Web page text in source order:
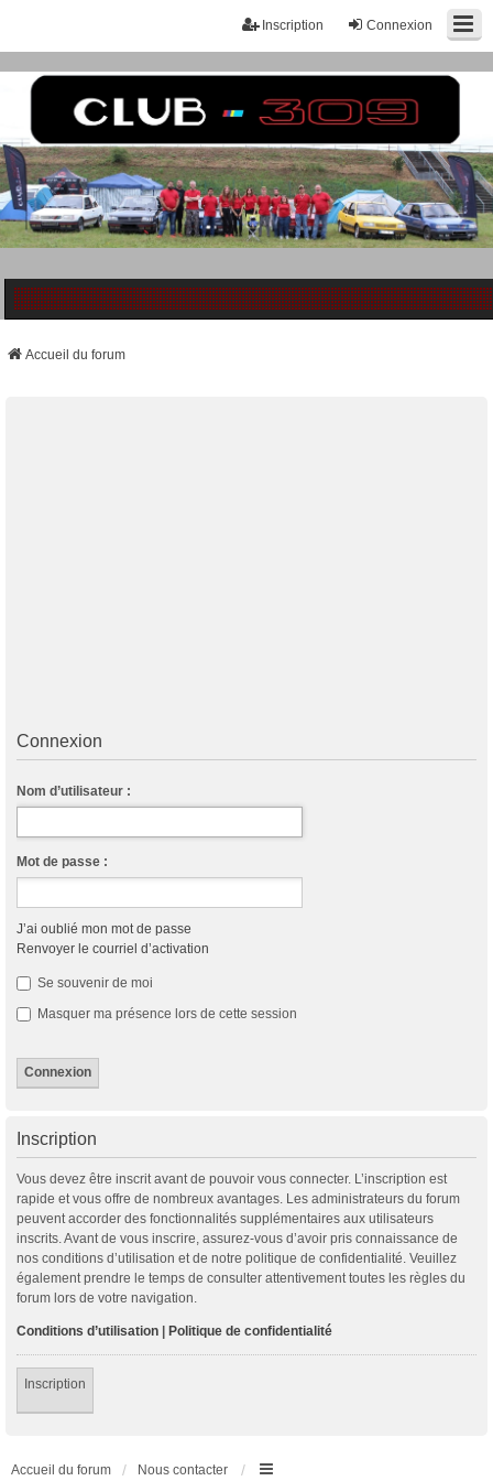
Connexion
Inscription
Accueil du forum
Connexion
Nom d’utilisateur :
Mot de passe :
J’ai oublié mon mot de passe
Renvoyer le courriel d’activation
Se souvenir de moi
Masquer ma présence lors de cette session
Inscription
Vous devez être inscrit avant de pouvoir vous connecter. L’inscription est
rapide et vous offre de nombreux avantages. Les administrateurs du forum
peuvent accorder des fonctionnalités supplémentaires aux utilisateurs
inscrits. Avant de vous inscrire, assurez-vous d’avoir pris connaissance de
nos conditions d’utilisation et de notre politique de confidentialité. Veuillez
également prendre le temps de consulter attentivement toutes les règles du
forum lors de votre navigation.
Conditions d’utilisation | Politique de confidentialité
Inscription
Accueil du forum Nous contacter